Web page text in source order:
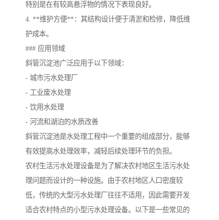
特别是在有较高悬浮物的情况下表现良好。
4. **维护方便**：其结构设计便于清淤和检修，降低维
护成本。
### 应用领域
斜管沉淀池广泛应用于以下领域：
- 城市污水处理厂
- 工业废水处理
- 饮用水处理
- 河流和湖泊的水质改善
斜管沉淀池是水处理工程中一个重要的组成部分，能够
有效提高水处理效率，减轻后续处理环节的负担。
农村生活污水处理设备是为了解决农村地区生活污水处
理问题而设计的一种设施。由于农村地区人口密度较
低，传统的大型污水处理厂往往不适用，因此需要开发
适合农村特点的小型污水处理设备。以下是一些常见的